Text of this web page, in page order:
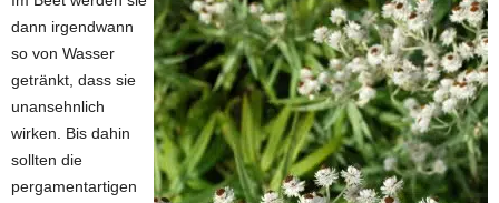
dann irgendwann
so von Wasser
getränkt, dass sie
unansehnlich
wirken. Bis dahin
sollten die
pergamentartigen